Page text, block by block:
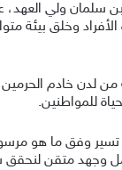
الأمير محمد بن
وخلق بيئة
لدن خادم
للمواطنين.
تسير وفق ما هو
وجهد متقن لنحقق